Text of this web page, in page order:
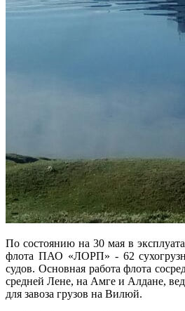
По состоянию на 30 мая в
флота ПАО «ЛОРП» - 62
судов. Основная работа флота
средней Лене, на Амге и Алдане,
для завоза грузов на Вилюй.